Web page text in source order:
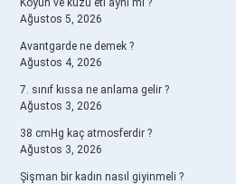
Koyun ve kuzu eti aynı mı ?
Ağustos 5, 2026
Avantgarde ne demek ?
Ağustos 4, 2026
7. sınıf kıssa ne anlama gelir ?
Ağustos 3, 2026
38 cmHg kaç atmosferdir ?
Ağustos 3, 2026
Şişman bir kadın nasıl giyinmeli ?